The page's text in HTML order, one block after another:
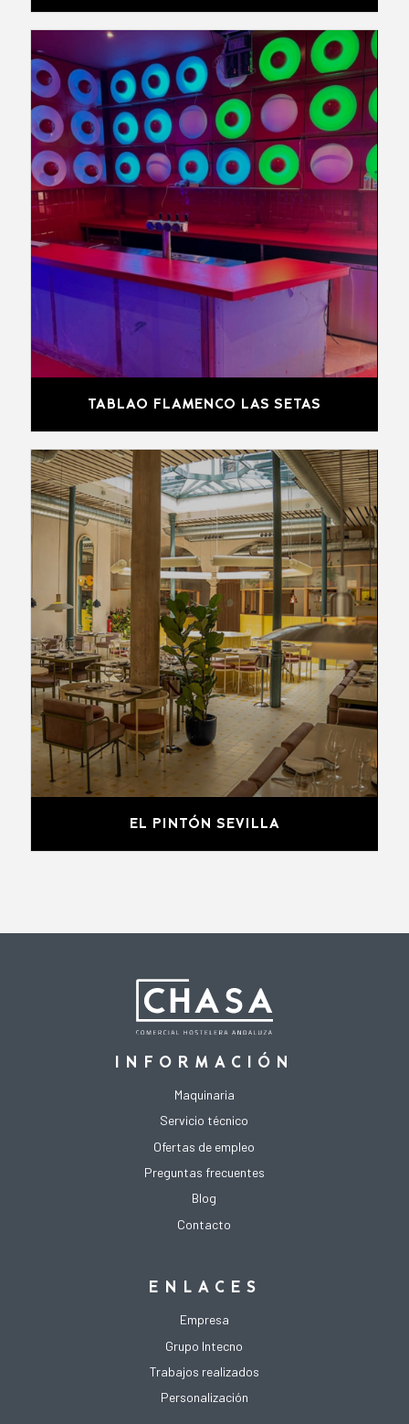
TABLAO FLAMENCO LAS SETAS
EL PINTÓN SEVILLA
INFORMACIÓN
Maquinaria
Servicio técnico
Ofertas de empleo
Preguntas frecuentes
Blog
Contacto
ENLACES
Empresa
Grupo Intecno
Trabajos realizados
Personalización